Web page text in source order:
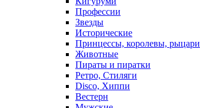
Профессии
Звезды
Исторические
Принцессы, королевы, рыцари
Животные
Пираты и пиратки
Ретро, Стиляги
Disco, Хиппи
Вестерн